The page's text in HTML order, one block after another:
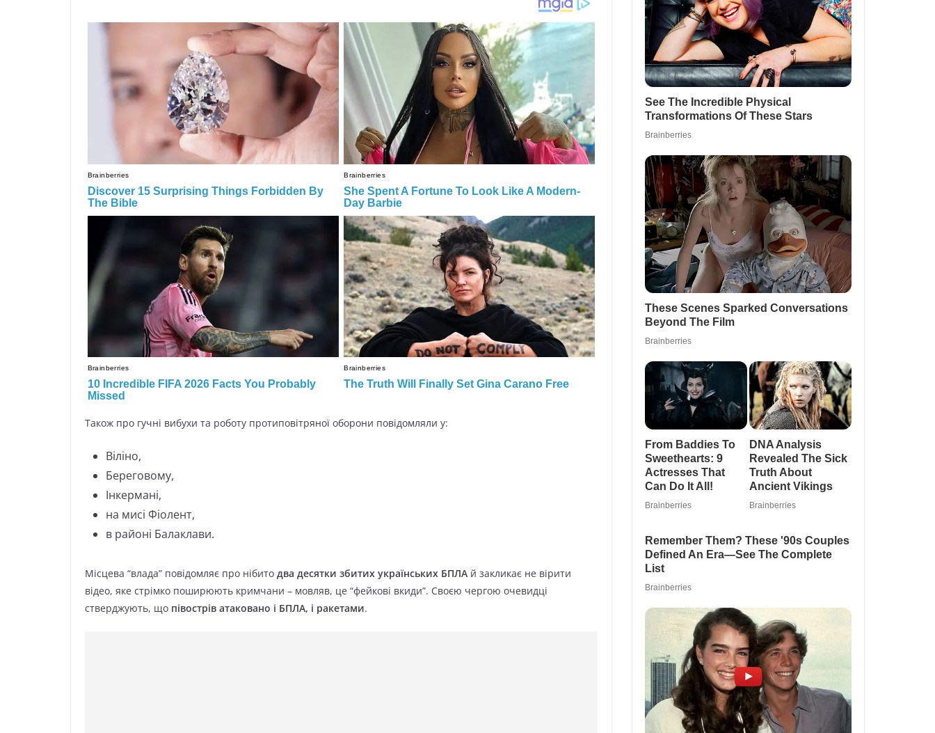
Також про гучні вибухи та роботу протиповітряної оборони повідомляли у:
Віліно,
Береговому,
Інкермані,
на мисі Фіолент,
в районі Балаклави.
Місцева “влада” повідомляє про нібито два десятки збитих українських БПЛА й закликає не вірити
відео, яке стрімко поширюють кримчани – мовляв, це “фейкові вкиди”. Своєю чергою очевидці
стверджують, що півострів атаковано і БПЛА, і ракетами.